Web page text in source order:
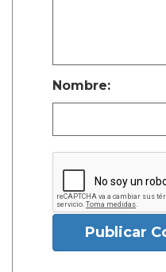
Nombre:
Publicar